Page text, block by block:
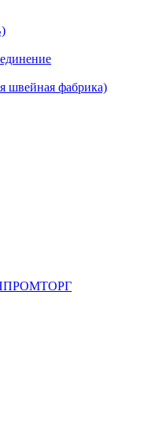
швейная фабрика)